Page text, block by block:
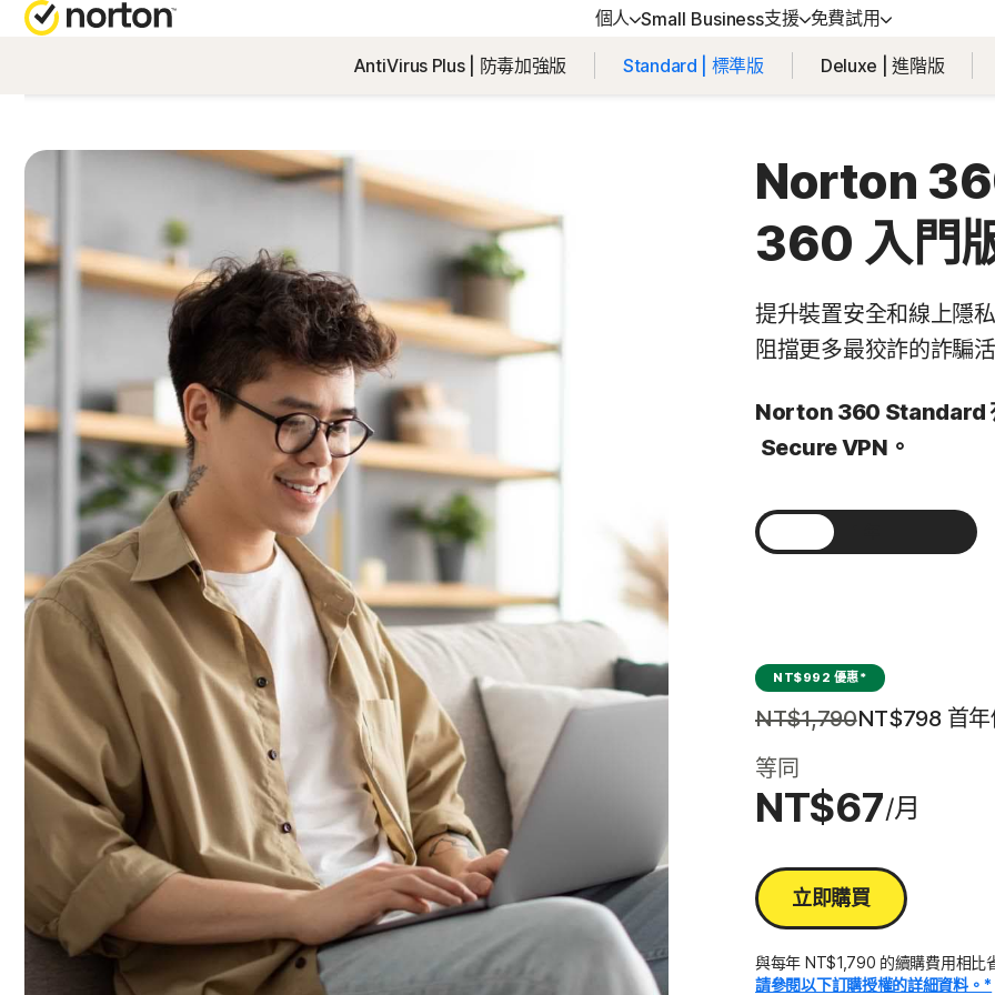
個人
全方位方案
Norton 360 Deluxe │ 諾頓 360 進階
版
Norton 360 Standard │ 諾頓 360 入
門版
裝置安全
強版
Android™ 適用的 Norton
Security
iOS™ 適用的 Norton
Security
Small Business支援
取得協助 學習
免費試用
免費試用
AntiVirus Plus | 防毒加強版 Standard | 標準版 Deluxe | 進階版
Norton
360 入門
提升裝置安全和線上隱
阻擋更多最狡詐的詐騙活
Norton 360 Standard
Secure VPN。
NT$992 優惠*
NT$1,790NT$798 首年
等同
NT$67/月
立即購買
與每年 NT$1,790 的續購費用相比
請參閱以下訂購授權的詳細資料。*